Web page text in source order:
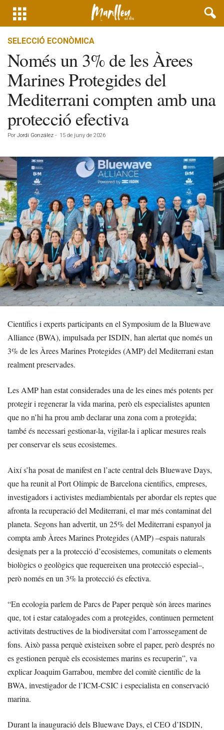
SELECCIÓ ECONÒMICA
Només un 3% de les Àrees
Marines Protegides del
Mediterrani compten amb una
protecció efectiva
Por Jordi González - 15 de juny de 2026
Científics i experts participants en el Symposium de la Bluewave
Alliance (BWA), impulsada per ISDIN, han alertat que només un
3% de les Àrees Marines Protegides (AMP) del Mediterrani estan
realment preservades.
Les AMP han estat considerades una de les eines més potents per
protegir i regenerar la vida marina, però els especialistes apunten
que no n’hi ha prou amb declarar una zona com a protegida;
també és necessari gestionar-la, vigilar-la i aplicar mesures reals
per conservar els seus ecosistemes.
Així s’ha posat de manifest en l’acte central dels Bluewave Days,
que ha reunit al Port Olímpic de Barcelona científics, empreses,
investigadors i activistes mediambientals per abordar els reptes que
afronta la recuperació del Mediterrani, el mar més contaminat del
planeta. Segons han advertit, un 25% del Mediterrani espanyol ja
compta amb Àrees Marines Protegides (AMP) –espais naturals
designats per a la protecció d’ecosistemes, comunitats o elements
biològics o geològics que requereixen una protecció especial–,
però només en un 3% la protecció és efectiva.
“En ecologia parlem de Parcs de Paper perquè són àrees marines
que, tot i estar catalogades com a protegides, continuen permetent
activitats destructives de la biodiversitat com l’arrossegament de
fons. Això passa perquè existeixen sobre el paper, però després no
es gestionen perquè els ecosistemes marins es recuperin”, va
explicar Joaquim Garrabou, membre del comitè científic de la
BWA, investigador de l’ICM-CSIC i especialista en conservació
marina.
Durant la inauguració dels Bluewave Days, el CEO d’ISDIN,